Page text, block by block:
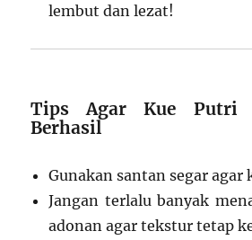
lembut dan lezat!
Tips Agar Kue Putri
Berhasil
Gunakan santan segar
Jangan terlalu banyak
adonan agar tekstur tetap